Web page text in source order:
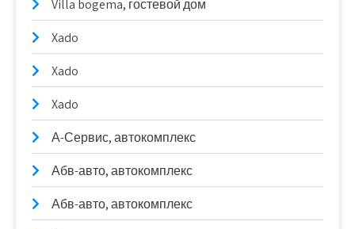
Villa bogema, гостевой дом
Xado
Xado
Xado
А-Сервис, автокомплекс
Абв-авто, автокомплекс
Абв-авто, автокомплекс